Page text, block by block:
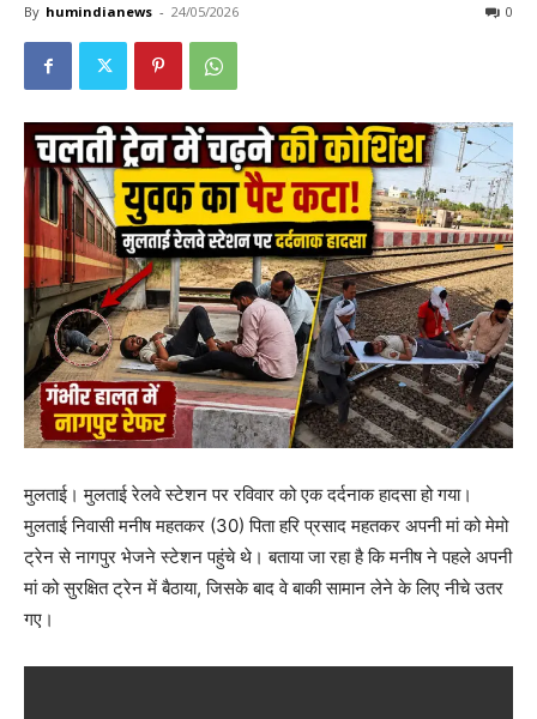
By humindianews - 24/05/2026 0
मुलताई। मुलताई रेलवे स्टेशन पर रविवार को एक दर्दनाक हादसा हो गया।
मुलताई निवासी मनीष महतकर (30) पिता हरि प्रसाद महतकर अपनी मां को मेमो
ट्रेन से नागपुर भेजने स्टेशन पहुंचे थे। बताया जा रहा है कि मनीष ने पहले अपनी
मां को सुरक्षित ट्रेन में बैठाया, जिसके बाद वे बाकी सामान लेने के लिए नीचे उतर
गए।